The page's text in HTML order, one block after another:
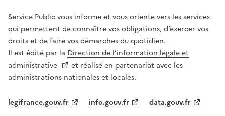
Service Public vous informe et vous oriente vers les services
qui permettent de connaître vos obligations, d’exercer vos
droits et de faire vos démarches du quotidien.
Il est édité par la Direction de l’information légale et
administrative
et réalisé en partenariat avec les
administrations nationales et locales.
legifrance.gouv.fr info.gouv.fr data.gouv.fr